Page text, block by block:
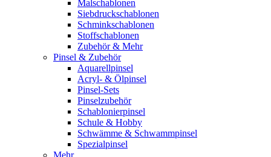
Malschablonen
Siebdruckschablonen
Schminkschablonen
Stoffschablonen
Zubehör & Mehr
Pinsel & Zubehör
Aquarellpinsel
Acryl- & Ölpinsel
Pinsel-Sets
Pinselzubehör
Schablonierpinsel
Schule & Hobby
Schwämme & Schwammpinsel
Spezialpinsel
Mehr